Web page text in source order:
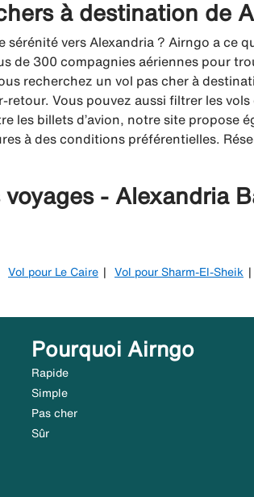
à destination de
sérénité vers Alexandria ? Airngo a ce
de 300 compagnies aériennes pour
recherchez un vol pas cher à
retour. Vous pouvez aussi filtrer les
les billets d’avion, notre site propose
à des conditions préférentielles.
- Alexandria
Vol pour Le Caire Vol pour Sharm-El-Sheik
Pourquoi Airngo
Rapide
Simple
Pas cher
Sûr